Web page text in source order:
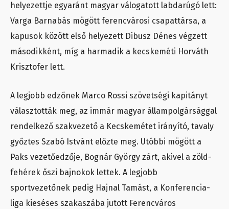
helyezettje egyaránt magyar válogatott labdarúgó lett:
Varga Barnabás mögött ferencvárosi csapattársa, a
kapusok között első helyezett Dibusz Dénes végzett
másodikként, míg a harmadik a kecskeméti Horváth
Krisztofer lett.
A legjobb edzőnek Marco Rossi szövetségi kapitányt
választották meg, az immár magyar állampolgársággal
rendelkező szakvezető a Kecskemétet irányító, tavaly
győztes Szabó Istvánt előzte meg. Utóbbi mögött a
Paks vezetőedzője, Bognár György zárt, akivel a zöld-
fehérek őszi bajnokok lettek. A legjobb
sportvezetőnek pedig Hajnal Tamást, a Konferencia-
liga kieséses szakaszába jutott Ferencváros